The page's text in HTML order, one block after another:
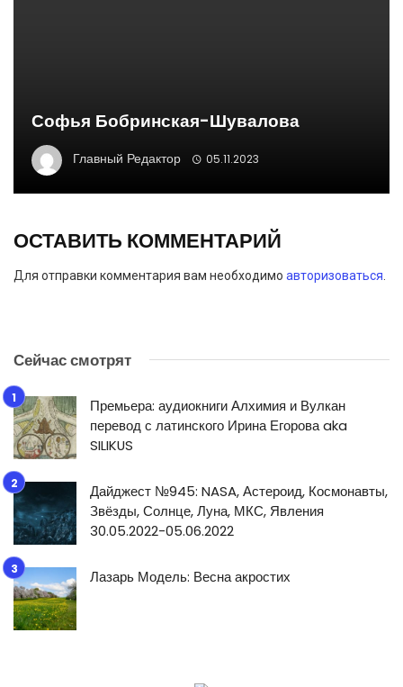
Софья Бобринская-Шувалова
Главный Редактор 05.11.2023
ОСТАВИТЬ КОММЕНТАРИЙ
Для отправки комментария вам необходимо авторизоваться
Сейчас смотрят
Премьера: аудиокниги Алхимия и Вулкан
перевод с латинского Ирина Егорова aka
SILIKUS
Дайджест №945: NASA, Астероид, Космонавты,
Звёзды, Солнце, Луна, МКС, Явления
30.05.2022-05.06.2022
Лазарь Модель: Весна акростих